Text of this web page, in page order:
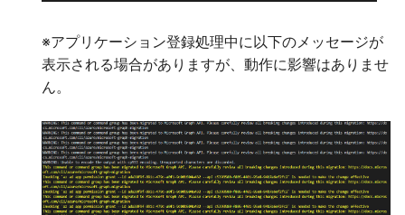
※アプリケーション登録処理中に以下のメッセージが
表示される場合がありますが、動作に影響はありませ
ん。